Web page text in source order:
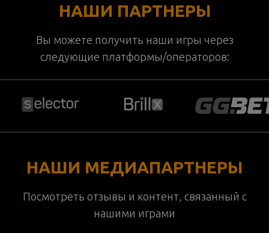
НАШИ ПАРТНЕРЫ
Вы можете получить наши игры через
следующие платформы/операторов:
НАШИ МЕДИАПАРТНЕРЫ
Посмотреть отзывы и контент, связанный с
нашими играми